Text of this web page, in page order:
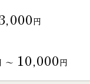
円
〜 10,000円